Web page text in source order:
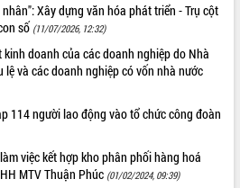
chế
sĩ
Xây dựng văn hóa phát triển - Trụ cột
số (11/07/2026, 12:32)
doanh của các doanh nghiệp do Nhà
lệ và các doanh nghiệp có vốn nhà nước
114 người lao động vào tổ chức công đoàn
việc kết hợp kho phân phối hàng hoá
MTV Thuận Phúc (01/02/2024, 09:39)